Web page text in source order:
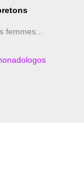
femmes...